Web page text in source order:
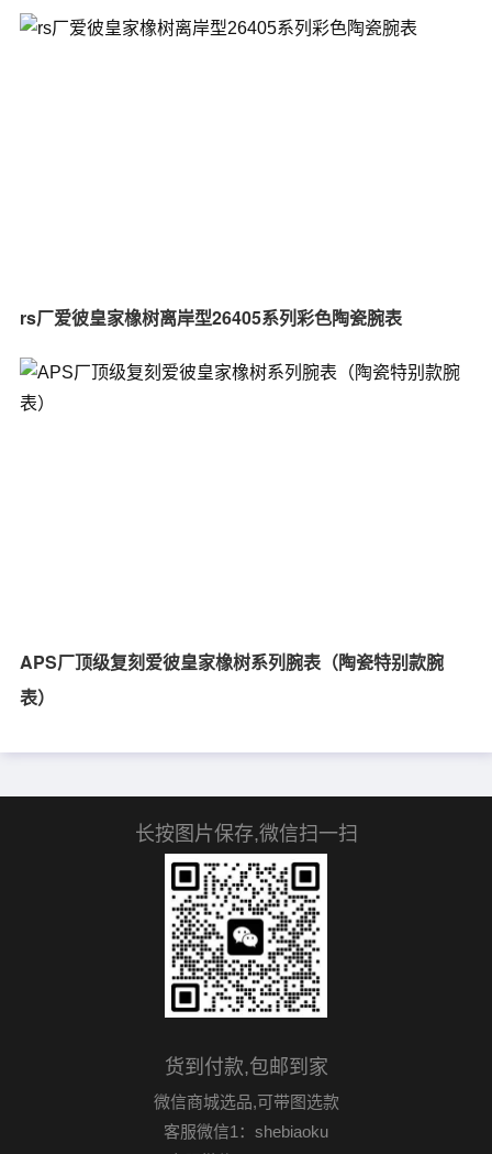
rs厂爱彼皇家橡树离岸型26405系列彩色陶瓷腕表
APS厂顶级复刻爱彼皇家橡树系列腕表（陶瓷特别款腕
表）
长按图片保存,微信扫一扫
货到付款,包邮到家
微信商城选品,可带图选款
客服微信1：shebiaoku